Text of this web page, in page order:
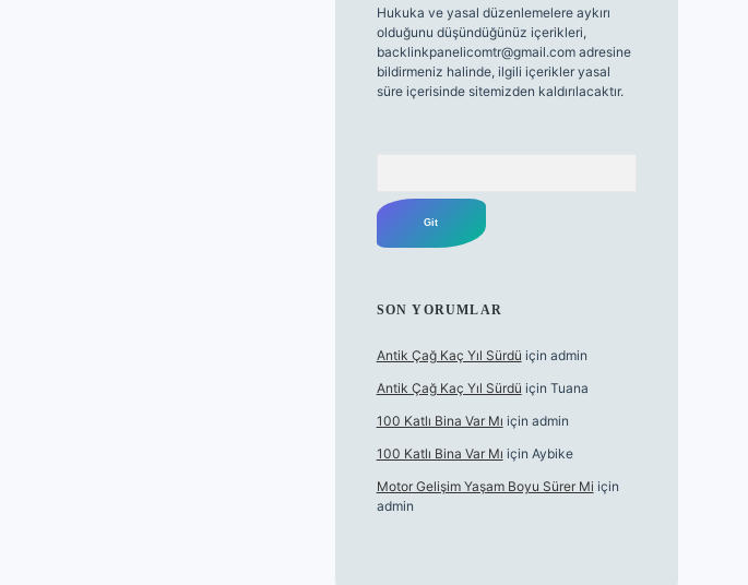
Hukuka ve yasal düzenlemelere aykırı
olduğunu düşündüğünüz içerikleri,
backlinkpanelicomtr@gmail.comadresine
bildirmeniz halinde, ilgili içerikler yasal
süre içerisinde sitemizden kaldırılacaktır.
SON YORUMLAR
Antik Çağ Kaç Yıl Sürdü için admin
Antik Çağ Kaç Yıl Sürdü için Tuana
100 Katlı Bina Var Mı için admin
100 Katlı Bina Var Mı için Aybike
Motor Gelişim Yaşam Boyu Sürer Mi için
admin